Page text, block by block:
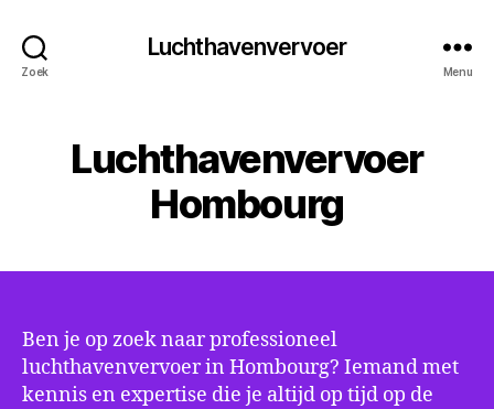
Zoek
Luchthavenvervoer
Menu
Luchthavenvervoer
Hombourg
Ben je op zoek naar professioneel
luchthavenvervoer in Hombourg? Iemand met
kennis en expertise die je altijd op tijd op de